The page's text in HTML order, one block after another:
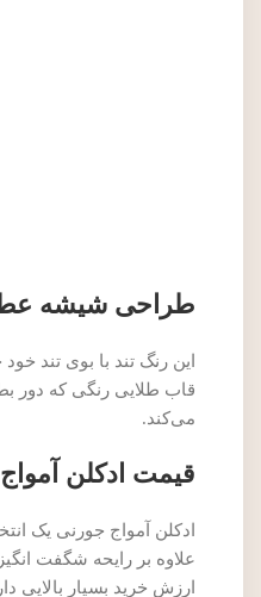
طراحی شیشه عطر
این رنگ تند با بوی تند
قاب طلایی رنگی که دور
می‌کند.
قیمت ادکلن
ادکلن آمواج جورنی یک
علاوه بر رایحه شگفت
ارزش خرید بسیار بالایی